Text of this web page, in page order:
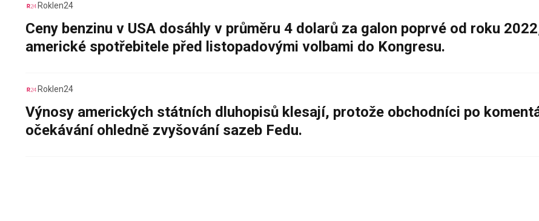
Roklen24
Ceny benzinu v USA dosáhly v průměru 4 dolarů za galon poprvé od roku
americké spotřebitele před listopadovými volbami do Kongresu.
Roklen24
Výnosy amerických státních dluhopisů klesají, protože obchodníci po
očekávání ohledně zvyšování sazeb Fedu.